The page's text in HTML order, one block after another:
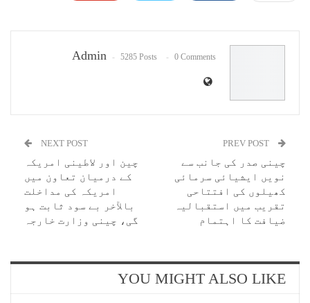
Admin 5285 Posts 0 Comments
چینی صدر کی جانب سے
نویں ایشیائی سرمائی
کھیلوں کی افتتاحی
تقریب میں استقبالیہ
ضیافت کا اہتمام
NEXT POST
چین اور لاطینی امریکہ
کے درمیان تعاون میں
امریکہ کی مداخلت
بالآخر بے سود ثابت ہو
گی، چینی وزارت خارجہ
YOU MIGHT ALSO LIKE